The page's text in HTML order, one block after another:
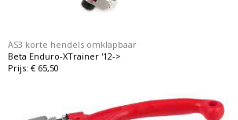
AS3 korte hendels omklapbaar
Beta Enduro-XTrainer '12->
Prijs: € 65,50